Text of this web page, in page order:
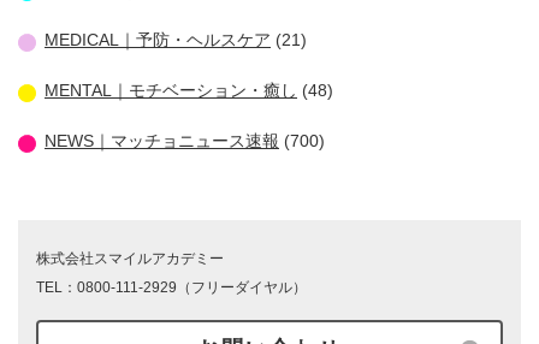
MEDICAL｜予防・ヘルスケア (21)
MENTAL｜モチベーション・癒し (48)
NEWS｜マッチョニュース速報 (700)
株式会社スマイルアカデミー
TEL：0800-111-2929（フリーダイヤル）